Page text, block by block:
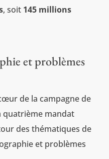
, soit 145 millions
et problèmes
de la campagne de
quatrième mandat
des thématiques de
et problèmes